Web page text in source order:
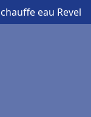
eau Revel